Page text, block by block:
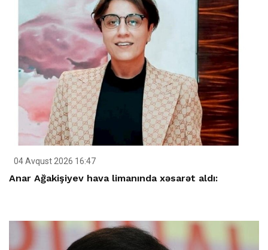
04 Avqust 2026 16:47
Anar Ağakişiyev hava limanında xəsarət aldı: